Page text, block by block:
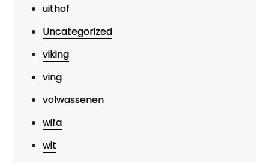
uithof
Uncategorized
viking
ving
volwassenen
wifa
wit